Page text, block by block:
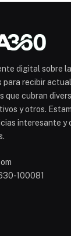
digital sobre
para recibir
que cubran
y otros.
interesante y
100081